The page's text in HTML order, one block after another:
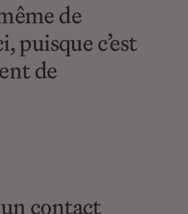
de
puisque c’est
de
contact